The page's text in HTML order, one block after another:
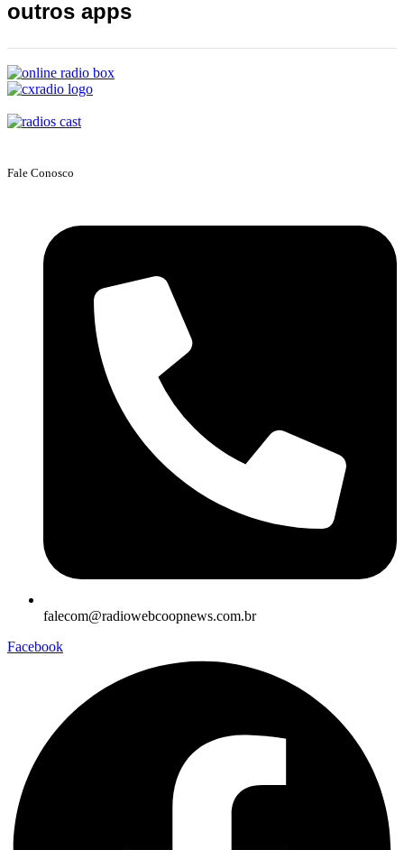
outros apps
Fale Conosco
falecom@radiowebcoopnews.com.br
Facebook